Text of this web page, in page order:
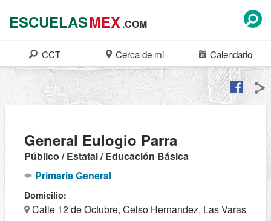
ESCUELASMEX.COM
CCT Cerca de mi Calendario
General Eulogio Parra
Público / Estatal / Educación Básica
Primaria General
Domicilio:
Calle 12 de Octubre, Celso Hernandez, Las Varas